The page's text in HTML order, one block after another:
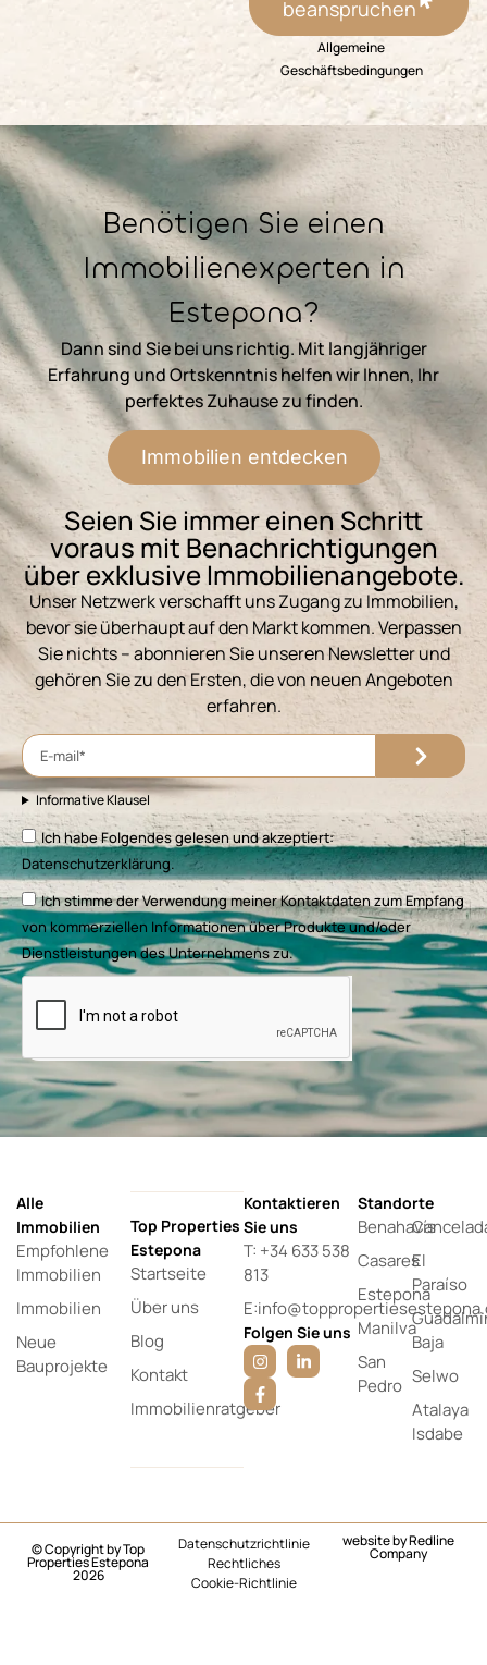
beanspruchen
Allgemeine
Geschäftsbedingungen
Benötigen Sie einen
Immobilienexperten in
Estepona?
Dann sind Sie bei uns richtig. Mit langjähriger
Erfahrung und Ortskenntnis helfen wir Ihnen, Ihr
perfektes Zuhause zu finden.
Immobilien entdecken
Seien Sie immer einen Schritt
voraus mit Benachrichtigungen
über exklusive Immobilienangebote.
Unser Netzwerk verschafft uns Zugang zu Immobilien,
bevor sie überhaupt auf den Markt kommen. Verpassen
Sie nichts – abonnieren Sie unseren Newsletter und
gehören Sie zu den Ersten, die von neuen Angeboten
erfahren.
Informative Klausel
Ich habe Folgendes gelesen und akzeptiert:
Datenschutzerklärung.
Ich stimme der Verwendung meiner Kontaktdaten zum Empfang
von kommerziellen Informationen über Produkte und/oder
Dienstleistungen des Unternehmens zu.
Alle
Immobilien
Empfohlene
Immobilien
Immobilien
Neue
Bauprojekte
Top Properties
Estepona
Startseite
Über uns
Blog
Kontakt
Immobilienratgeber
Standorte
Benahavís
Casares
Estepona
Manilva
San
Pedro
El
Paraíso
Baja
Selwo
Atalaya
Isdabe
Kontaktieren
Sie uns
T: +34 633 538
813
Folgen Sie uns
© Copyright by Top
Properties Estepona
2026
Datenschutzrichtlinie
Rechtliches
Cookie-Richtlinie
website byRedline
Company